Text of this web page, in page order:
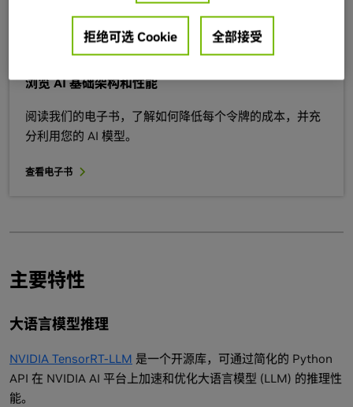
浏览 AI 基础架构和性能
阅读我们的电子书，了解如何降低每个令牌的成本，并充
分利用您的 AI 模型。
查看电子书
主要特性
大语言模型推理
NVIDIA TensorRT-LLM 是一个开源库，可通过简化的 Python
API 在 NVIDIA AI 平台上加速和优化大语言模型 (LLM) 的推理性
能。
拒绝可选 Cookie 全部接受